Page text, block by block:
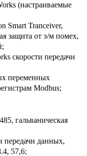
(настраиваемые
Smart Tranceiver,
защита от э/м помех,
скорости передачи
переменных
Modbus;
гальваническая
передачи данных,
57,6;